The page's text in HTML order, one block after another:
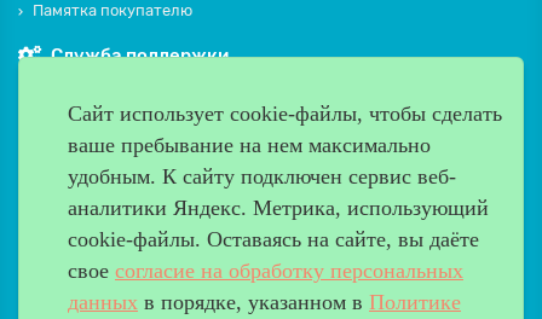
Памятка покупателю
Служба поддержки
Производители
Дополнительно
Наш адрес
Работаем с 9:00 до 20:00
8 (499) 685-33-26
Сайт использует cookie-файлы, чтобы сделать
ваше пребывание на нем максимально
удобным. К cайту подключен сервис веб-
аналитики Яндекс. Метрика, использующий
cookie-файлы. Оставаясь на сайте, вы даёте
свое согласие на обработку персональных
данных в порядке, указанном в Политике